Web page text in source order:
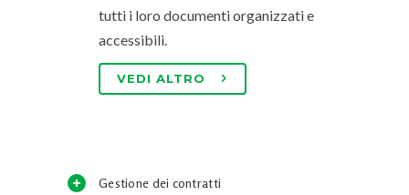
tutti i loro documenti organizzati e
accessibili.
VEDI ALTRO
Gestione dei contratti